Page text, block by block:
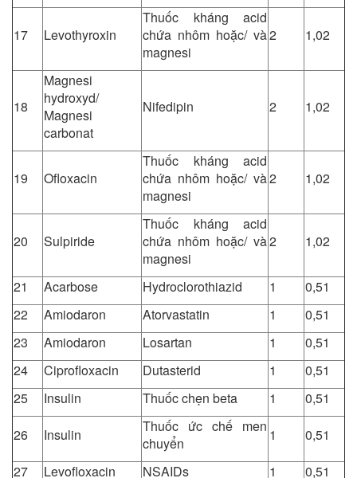
17 Levothyroxin
Thuốc kháng acid
chứa nhôm hoặc/ và
magnesi
2 1,02
18
Magnesi
hydroxyd/
Magnesi
carbonat
Nifedipin 2 1,02
19 Ofloxacin
Thuốc kháng acid
chứa nhôm hoặc/ và
magnesi
2 1,02
20 Sulpiride
Thuốc kháng acid
chứa nhôm hoặc/ và
magnesi
2 1,02
21 Acarbose Hydroclorothiazid 1
0,51
22
Amiodaron Atorvastatin 1
0,51
23
Amiodaron Losartan 1
0,51
24
Ciprofloxacin Dutasterid 1
0,51
25
Insulin Thuốc chẹn beta 1
0,51
26
Insulin
Thuốc ức chế men
chuyển
1
0,51
27
Levofloxacin NSAIDs 1 0,51